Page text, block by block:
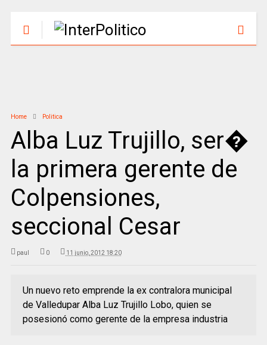
Home Politica
Alba Luz Trujillo, ser�
la primera gerente de
Colpensiones,
seccional Cesar
paul 0 11 junio, 2012 18:20
Un nuevo reto emprende la ex contralora municipal
de Valledupar Alba Luz Trujillo Lobo, quien se
posesionó como gerente de la empresa industria